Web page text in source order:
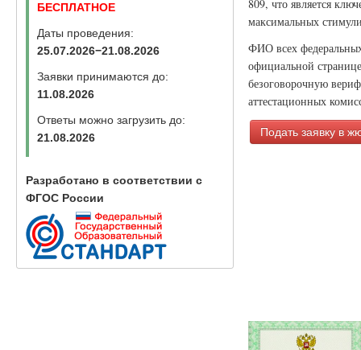
БЕСПЛАТНОЕ
Даты проведения:
25.07.2026−21.08.2026
Заявки принимаются до:
11.08.2026
Ответы можно загрузить до:
21.08.2026
Разработано в соответствии с
ФГОС России
809, что является
максимальных
ФИО всех
официальной
безоговорочную
аттестационных
Подать заявку в